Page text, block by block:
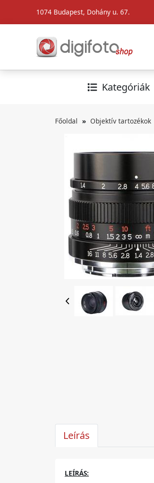
1074 Budapest, Dohány u. 67.
Kategóriák
Főoldal Objektív tartozékok
Leírás
LEÍRÁS: